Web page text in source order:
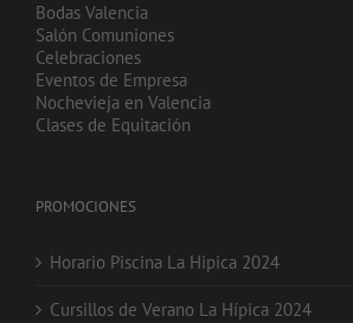
Bodas Valencia
Salón Comuniones
Celebraciones
Eventos de Empresa
Nochevieja en Valencia
Clases de Equitación
PROMOCIONES
Horario Piscina La Hipica 2024
Cursillos de Verano La Hípica 2024